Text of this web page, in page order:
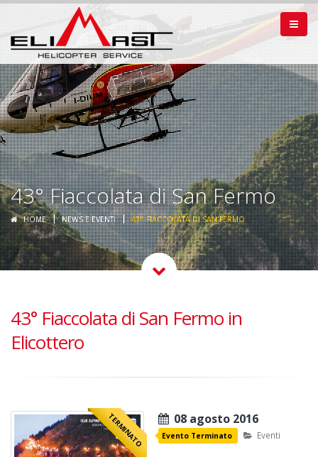
43° Fiaccolata di San Fermo
HOME NEWS E EVENTI 43° FIACCOLATA DI SAN FERMO
43° Fiaccolata di San Fermo in
Elicottero
TERMINATO 08 agosto 2016
Evento Terminato Eventi